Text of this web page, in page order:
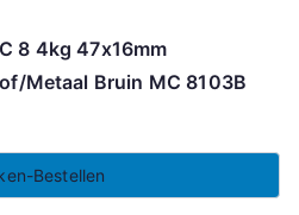
8 4kg 47x16mm
Metaal Bruin MC 8103B
Bestellen